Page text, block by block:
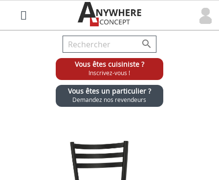

Vous êtes cuisiniste ?
Inscrivez-vous !
Vous êtes un particulier ?
Demandez nos revendeurs